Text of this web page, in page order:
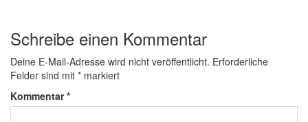
Schreibe einen Kommentar
Deine E-Mail-Adresse wird nicht veröffentlicht. Erforderliche
Felder sind mit * markiert
Kommentar*